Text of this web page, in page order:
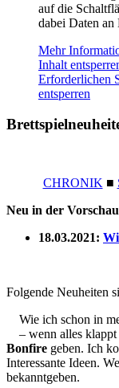
auf die
dabei Daten an
Mehr
Inhalt
Erforderlichen
entsperren
CHRONIK ■
Neu in der
18.03.2021:
Folgende Neuheiten
Wie ich schon in
– wenn alles
Bonfire geben. Ich
Interessante Ideen.
bekanntgeben.